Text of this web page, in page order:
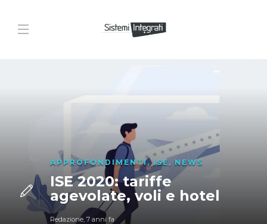
APPROFONDIMENTI,ISE , NEWS
ISE 2020: tariffe
agevolate, voli e hotel
Redazione, 7 anni fa